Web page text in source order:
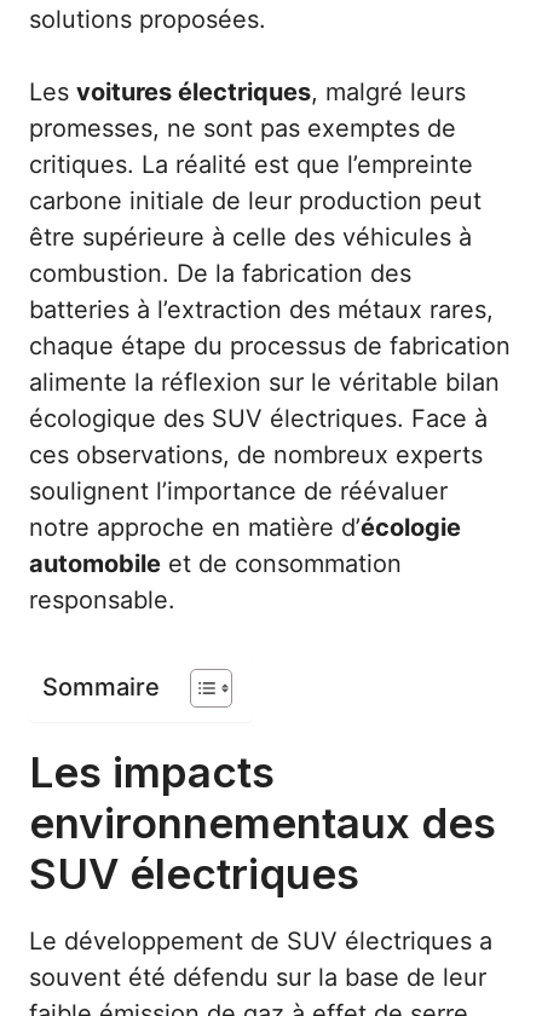
solutions proposées.
Les voitures électriques, malgré leurs
promesses, ne sont pas exemptes de
critiques. La réalité est que l’empreinte
carbone initiale de leur production peut
être supérieure à celle des véhicules à
combustion. De la fabrication des
batteries à l’extraction des métaux rares,
chaque étape du processus de fabrication
alimente la réflexion sur le véritable bilan
écologique des SUV électriques. Face à
ces observations, de nombreux experts
soulignent l’importance de réévaluer
notre approche en matière d’écologie
automobile et de consommation
responsable.
Sommaire
Les impacts
environnementaux des
SUV électriques
Le développement de SUV électriques a
souvent été défendu sur la base de leur